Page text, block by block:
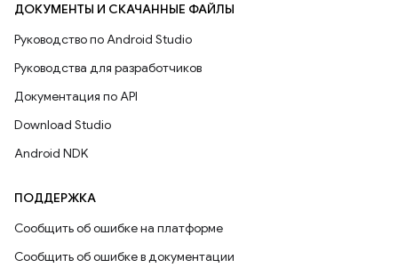
ДОКУМЕНТЫ И СКАЧАННЫЕ ФАЙЛЫ
Руководство по Android Studio
Руководства для разработчиков
Документация по API
Download Studio
Android NDK
ПОДДЕРЖКА
Сообщить об ошибке на платформе
Сообщить об ошибке в документации